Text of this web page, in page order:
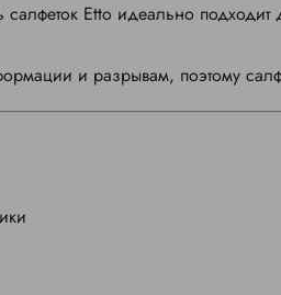
салфеток Etto идеально подходит
и разрывам, поэтому